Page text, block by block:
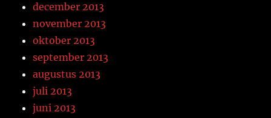
december 2013
november 2013
oktober 2013
september 2013
augustus 2013
juli 2013
juni 2013